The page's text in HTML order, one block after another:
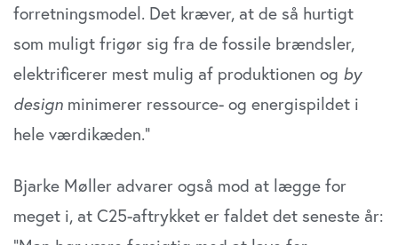
forretningsmodel. Det kræver, at de så hurtigt
som muligt frigør sig fra de fossile brændsler,
elektrificerer mest mulig af produktionen og by
design minimerer ressource- og energispildet i
hele værdikæden.”
Bjarke Møller advarer også mod at lægge for
meget i, at C25-aftrykket er faldet det seneste år: